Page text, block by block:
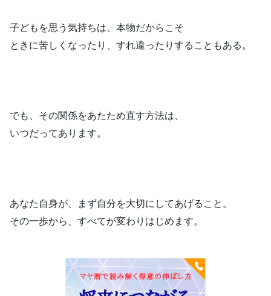
子どもを思う気持ちは、本物だからこそ
ときに苦しくなったり、すれ違ったりすることもある。
でも、その関係をあたため直す方法は、
いつだってあります。
あなた自身が、まず自分を大切にしてあげること。
その一歩から、すべてが変わりはじめます。